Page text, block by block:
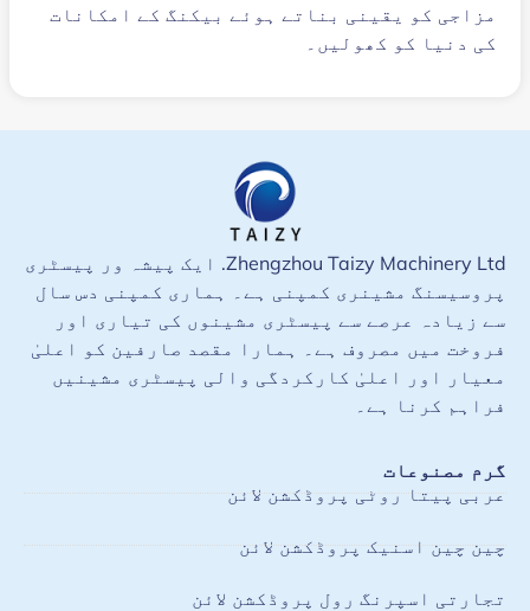
مزاجی کو یقینی بناتے ہوئے بیکنگ کے امکانات
کی دنیا کو کھولیں۔
Zhengzhou Taizy Machinery Ltd. ایک پیشہ ور پیسٹری
پروسیسنگ مشینری کمپنی ہے۔ ہماری کمپنی دس سال
سے زیادہ عرصے سے پیسٹری مشینوں کی تیاری اور
فروخت میں مصروف ہے۔ ہمارا مقصد صارفین کو اعلیٰ
معیار اور اعلیٰ کارکردگی والی پیسٹری مشینیں
فراہم کرنا ہے۔
گرم مصنوعات
عربی پیتا روٹی پروڈکشن لائن
چین چین اسنیک پروڈکشن لائن
تجارتی اسپرنگ رول پروڈکشن لائن